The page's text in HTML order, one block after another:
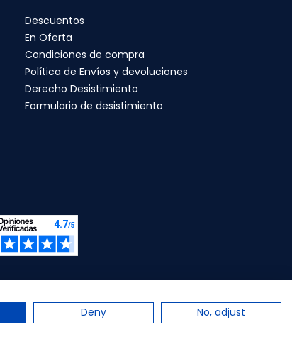
Descuentos
En Oferta
Condiciones de compra
Política de Envíos y devoluciones
Derecho Desistimiento
Formulario de desistimiento
Deny No, adjust